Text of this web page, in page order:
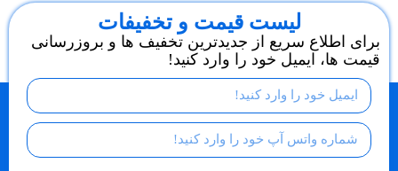
لیست قیمت و تخفیفات
برای اطلاع سریع از جدیدترین تخفیف ها و بروزرسانی
قیمت ها، ایمیل خود را وارد کنید!